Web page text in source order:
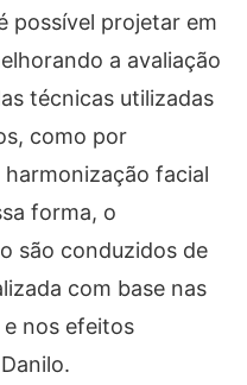
possível projetar em
a avaliação
técnicas utilizadas
como por
facial
forma, o
são conduzidos de
com base nas
nos efeitos